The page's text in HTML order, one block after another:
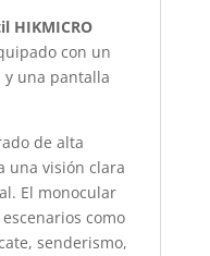
HIKMICRO
con un
y una pantalla
de alta
una visión clara
El monocular
como
senderismo,